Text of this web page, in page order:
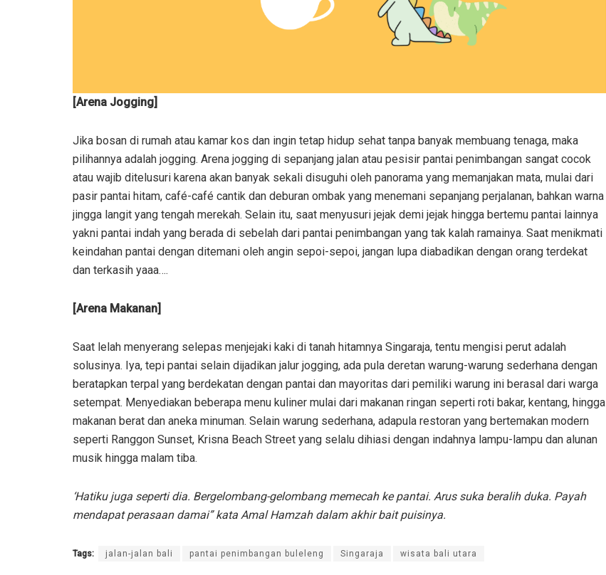
[Arena Jogging]
Jika bosan di rumah atau kamar kos dan ingin tetap hidup sehat tanpa banyak membuang tenaga, maka
pilihannya adalah jogging. Arena jogging di sepanjang jalan atau pesisir pantai penimbangan sangat cocok
atau wajib ditelusuri karena akan banyak sekali disuguhi oleh panorama yang memanjakan mata, mulai dari
pasir pantai hitam, café-café cantik dan deburan ombak yang menemani sepanjang perjalanan, bahkan warna
jingga langit yang tengah merekah. Selain itu, saat menyusuri jejak demi jejak hingga bertemu pantai lainnya
yakni pantai indah yang berada di sebelah dari pantai penimbangan yang tak kalah ramainya. Saat menikmati
keindahan pantai dengan ditemani oleh angin sepoi-sepoi, jangan lupa diabadikan dengan orang terdekat
dan terkasih yaaa….
[Arena Makanan]
Saat lelah menyerang selepas menjejaki kaki di tanah hitamnya Singaraja, tentu mengisi perut adalah
solusinya. Iya, tepi pantai selain dijadikan jalur jogging, ada pula deretan warung-warung sederhana dengan
beratapkan terpal yang berdekatan dengan pantai dan mayoritas dari pemiliki warung ini berasal dari warga
setempat. Menyediakan beberapa menu kuliner mulai dari makanan ringan seperti roti bakar, kentang, hingga
makanan berat dan aneka minuman. Selain warung sederhana, adapula restoran yang bertemakan modern
seperti Ranggon Sunset, Krisna Beach Street yang selalu dihiasi dengan indahnya lampu-lampu dan alunan
musik hingga malam tiba.
‘Hatiku juga seperti dia. Bergelombang-gelombang memecah ke pantai. Arus suka beralih duka. Payah
mendapat perasaan damai” kata Amal Hamzah dalam akhir bait puisinya.
Tags: jalan-jalan bali pantai penimbangan buleleng Singaraja wisata bali utara